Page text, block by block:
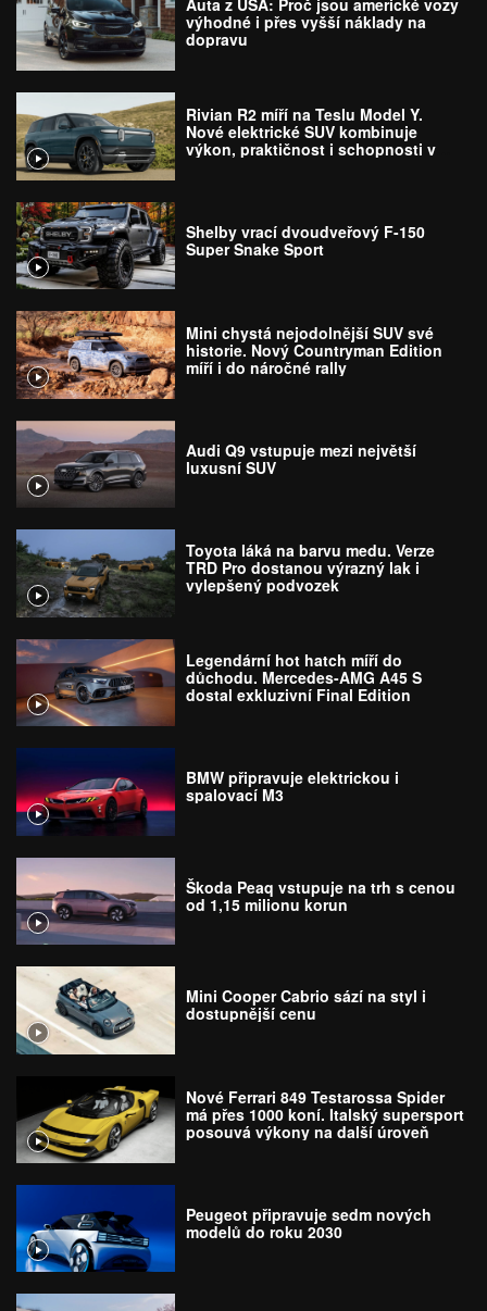
Auta z USA: Proč jsou americké vozy
výhodné i přes vyšší náklady na
dopravu
Rivian R2 míří na Teslu Model Y.
Nové elektrické SUV kombinuje
výkon, praktičnost i schopnosti v
Shelby vrací dvoudveřový F-150
Super Snake Sport
Mini chystá nejodolnější SUV své
historie. Nový Countryman Edition
míří i do náročné rally
Audi Q9 vstupuje mezi největší
luxusní SUV
Toyota láká na barvu medu. Verze
TRD Pro dostanou výrazný lak i
vylepšený podvozek
Legendární hot hatch míří do
důchodu. Mercedes-AMG A45 S
dostal exkluzivní Final Edition
BMW připravuje elektrickou i
spalovací M3
Škoda Peaq vstupuje na trh s cenou
od 1,15 milionu korun
Mini Cooper Cabrio sází na styl i
dostupnější cenu
Nové Ferrari 849 Testarossa Spider
má přes 1000 koní. Italský supersport
posouvá výkony na další úroveň
Peugeot připravuje sedm nových
modelů do roku 2030